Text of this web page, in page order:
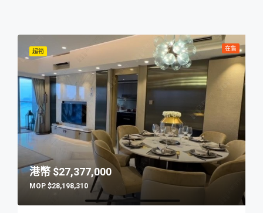
超筍 在售
$27,377,000
$28,198,310